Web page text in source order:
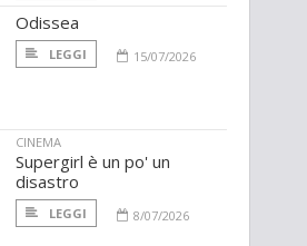
Odissea
LEGGI 15/07/2026
CINEMA
Supergirl è un po' un
disastro
LEGGI 8/07/2026